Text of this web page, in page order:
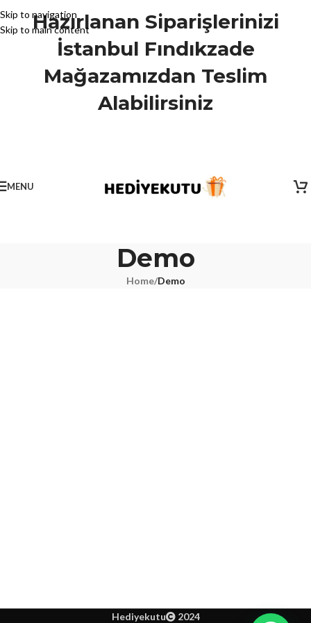
Skip to navigation
Skip to main content
Hazırlanan Siparişlerinizi
İstanbul Fındıkzade
Mağazamızdan Teslim
Alabilirsiniz
MENU
Demo
Home/Demo
Hediyekutu 2024